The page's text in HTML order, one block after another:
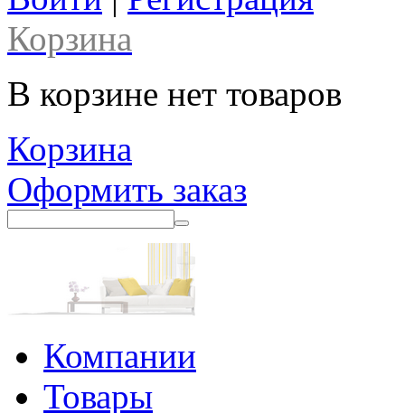
Корзина
В корзине нет товаров
Корзина
Оформить заказ
Компании
Товары